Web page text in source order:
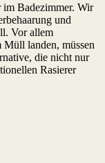
im Badezimmer. Wir
und
Vor allem
landen, müssen
die nicht nur
Rasierer